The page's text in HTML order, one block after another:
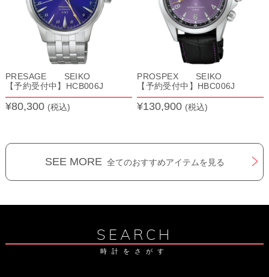
PRESAGE SEIKO
【予約受付中】HCB006J
¥80,300 (税込)
PROSPEX SEIKO
【予約受付中】HBC006J
¥130,900 (税込)
SEE MORE 全てのおすすめアイテムを見る
SEARCH
時計をさがす